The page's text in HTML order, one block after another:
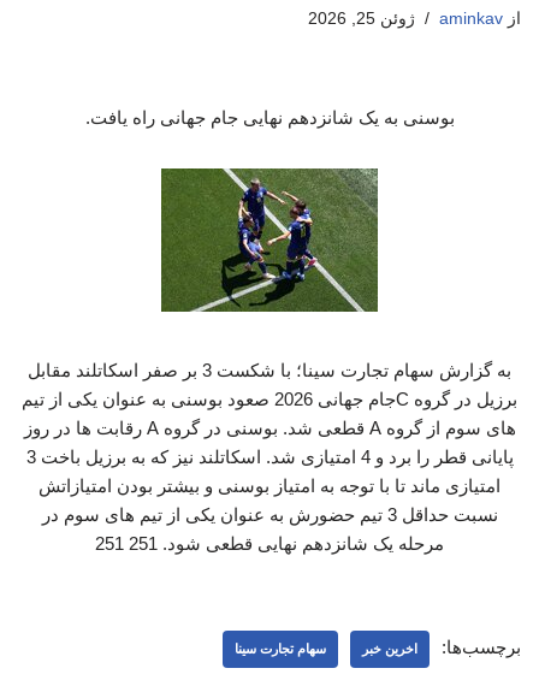
از aminkav ژوئن 25, 2026
بوسنی به یک شانزدهم نهایی جام جهانی راه یافت.
به گزارش سهام تجارت سینا؛ با شکست 3 بر صفر اسکاتلند مقابل
برزیل در گروه C‌جام جهانی 2026 صعود بوسنی به عنوان یکی از تیم
های سوم از گروه A‌ قطعی شد. بوسنی در گروه A‌ رقابت ها در روز
پایانی قطر را برد و 4 امتیازی شد. اسکاتلند نیز که به برزیل باخت 3
امتیازی ماند تا با توجه به امتیاز بوسنی و بیشتر بودن امتیازاتش
نسبت حداقل 3 تیم حضورش به عنوان یکی از تیم های سوم در
مرحله یک شانزدهم نهایی قطعی شود. 251 251
برچسب‌ها: اخرین خبر سهام تجارت سینا